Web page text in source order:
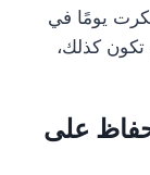
يومًا في
تكون كذلك،
على